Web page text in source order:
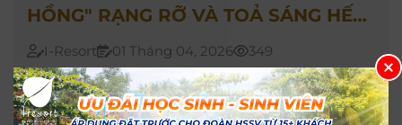
HỒNG" RẠNG RỠ VÀ TOẢ SÁNG HẾT
NẤC!
I-Resort 01 Tháng 04, 2026
349
I-resort dành tặng cho những người phụ nữ
tuyệt vời – từ những vị khách quý ghé thăm cho